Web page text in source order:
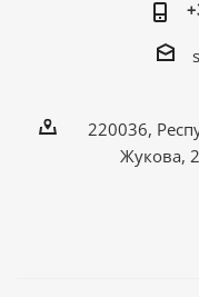
220036,
Жукова,